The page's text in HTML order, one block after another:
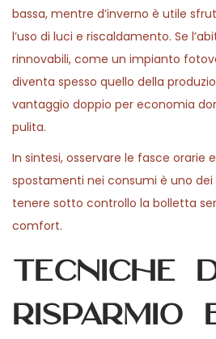
bassa, mentre d’inverno è utile
l’uso di luci e riscaldamento. Se
rinnovabili, come un impianto
diventa spesso quello della
vantaggio doppio per economia
pulita.
In sintesi, osservare le fasce orarie
spostamenti nei consumi è uno
tenere sotto controllo la bolletta
comfort.
Tecniche
risparmio